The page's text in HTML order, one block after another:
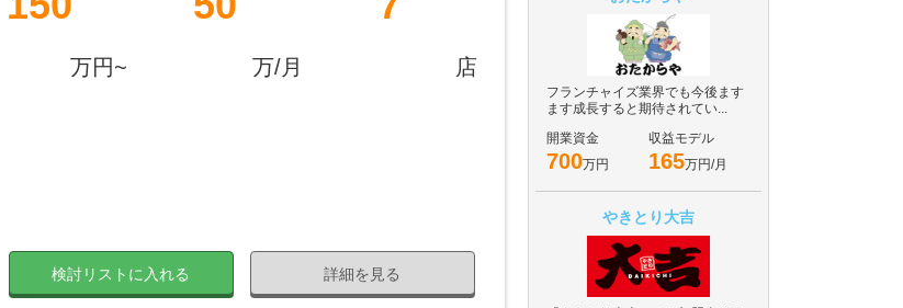
フランチャイズ業界でも今後ます
ます成長すると期待されてい...
開業資金
700万円
収益モデル
165万円/月
やきとり大吉
万円~ 万/月 店
詳細を見る
検討リストに入れる